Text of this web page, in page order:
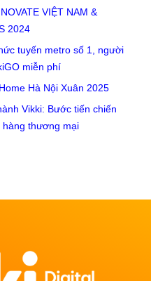
VIỆT NAM &
2024
tuyến metro số 1, người
miễn phí
Hà Nội Xuân 2025
Vikki: Bước tiến chiến
thương mại